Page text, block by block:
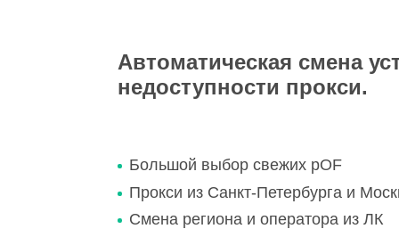
Автоматическая смена
недоступности прокси.
Большой выбор свежих pOF
Прокси из Санкт-Петербурга и
Смена региона и оператора из ЛК